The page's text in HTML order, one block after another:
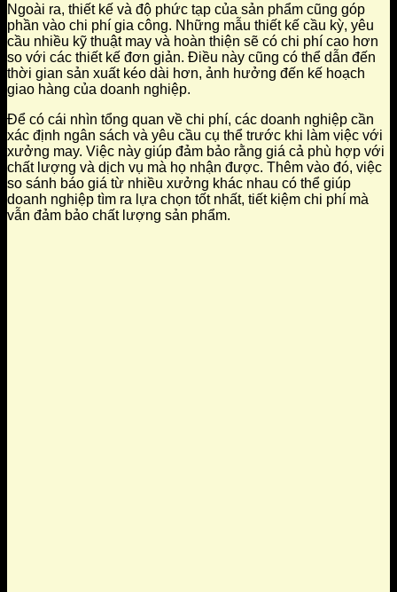
Ngoài ra, thiết kế và độ phức tạp của sản phẩm cũng góp
phần vào chi phí gia công. Những mẫu thiết kế cầu kỳ, yêu
cầu nhiều kỹ thuật may và hoàn thiện sẽ có chi phí cao hơn
so với các thiết kế đơn giản. Điều này cũng có thể dẫn đến
thời gian sản xuất kéo dài hơn, ảnh hưởng đến kế hoạch
giao hàng của doanh nghiệp.
Để có cái nhìn tổng quan về chi phí, các doanh nghiệp cần
xác định ngân sách và yêu cầu cụ thể trước khi làm việc với
xưởng may. Việc này giúp đảm bảo rằng giá cả phù hợp với
chất lượng và dịch vụ mà họ nhận được. Thêm vào đó, việc
so sánh báo giá từ nhiều xưởng khác nhau có thể giúp
doanh nghiệp tìm ra lựa chọn tốt nhất, tiết kiệm chi phí mà
vẫn đảm bảo chất lượng sản phẩm.